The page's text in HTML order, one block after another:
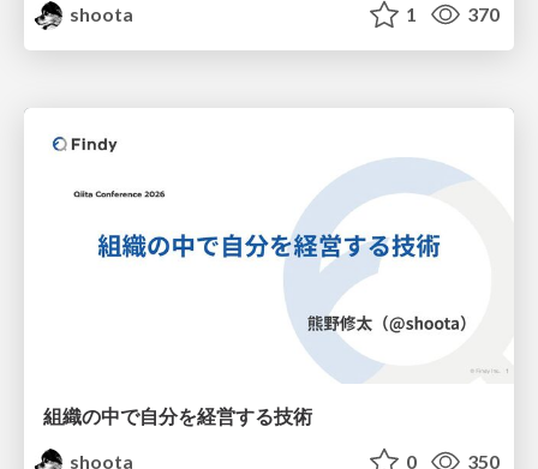
shoota
1 370
組織の中で自分を経営する技術
shoota
0 350